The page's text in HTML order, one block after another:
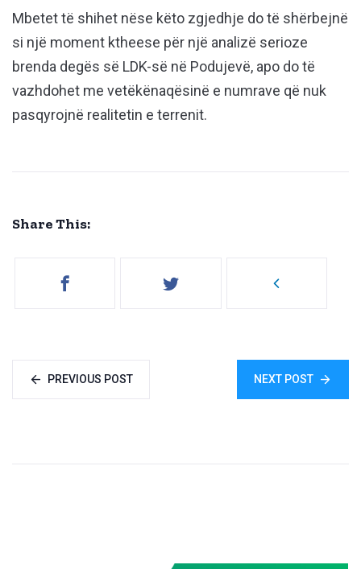
Mbetet të shihet nëse këto zgjedhje do të shërbejnë
si një moment ktheese për një analizë serioze
brenda degës së LDK-së në Podujevë, apo do të
vazhdohet me vetëkënaqësinë e numrave që nuk
pasqyrojnë realitetin e terrenit.
Share This:
PREVIOUS POST NEXT POST